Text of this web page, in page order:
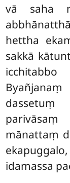
vā saha
hettha
sakkā
dassetuṃ
mānattaṃ
idamassa